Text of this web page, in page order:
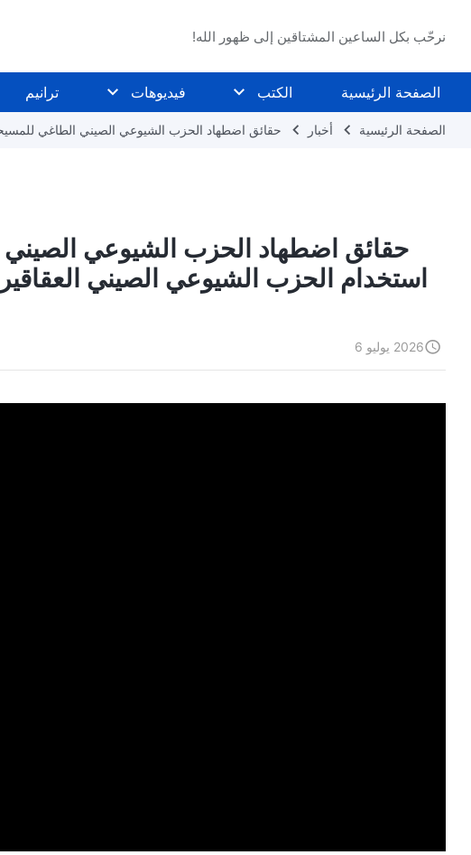
نرحّب بكل الساعين المشتاقين إلى ظهور الله!
الصفحة الرئيسية الكتب فيديوهات ترانيم
الصفحة الرئيسية أخبار حقائق اضطهاد الحزب الشيوعي الصيني الطاغي
استخدام الحزب الشيوعي الصيني العقاقير
2026 يوليو 6